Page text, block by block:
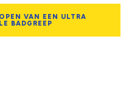
VAN EEN ULTRA
BADGREEP